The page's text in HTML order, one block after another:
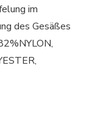
im
des Gesäßes